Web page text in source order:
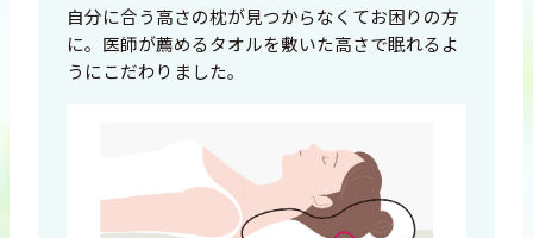
自分に合う高さの枕が見つからなくてお困りの方
に。医師が薦めるタオルを敷いた高さで眠れるよ
うにこだわりました。